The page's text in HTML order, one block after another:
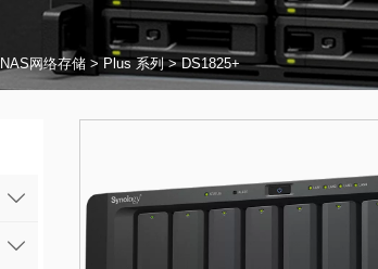
NAS网络存储 >Plus 系列>DS1825+

